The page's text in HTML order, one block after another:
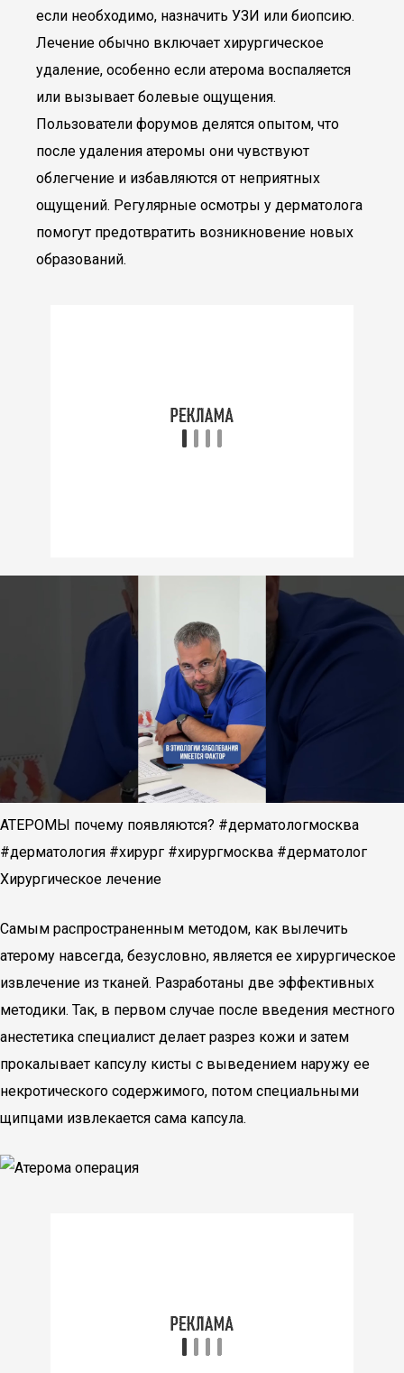
если необходимо, назначить УЗИ или биопсию.
Лечение обычно включает хирургическое
удаление, особенно если атерома воспаляется
или вызывает болевые ощущения.
Пользователи форумов делятся опытом, что
после удаления атеромы они чувствуют
облегчение и избавляются от неприятных
ощущений. Регулярные осмотры у дерматолога
помогут предотвратить возникновение новых
образований.
АТЕРОМЫ почему появляются? #дерматологмосква
#дерматология #хирург #хирургмосква #дерматолог
Хирургическое лечение
Самым распространенным методом, как вылечить
атерому навсегда, безусловно, является ее хирургическое
извлечение из тканей. Разработаны две эффективных
методики. Так, в первом случае после введения местного
анестетика специалист делает разрез кожи и затем
прокалывает капсулу кисты с выведением наружу ее
некротического содержимого, потом специальными
щипцами извлекается сама капсула.